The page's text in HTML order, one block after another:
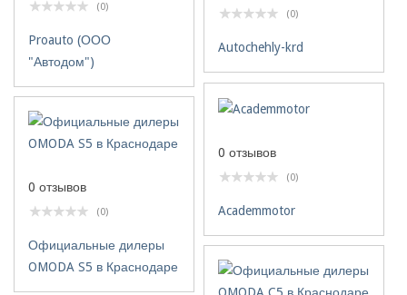
(0)
Proauto (ООО
"Автодом")
(0)
Autochehly-krd
0 отзывов
(0)
Academmotor
0 отзывов
(0)
Официальные дилеры
OMODA S5 в Краснодаре